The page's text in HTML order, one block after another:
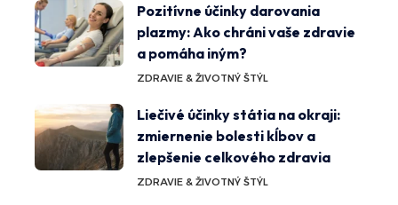
Pozitívne účinky darovania
plazmy: Ako chráni vaše zdravie
a pomáha iným?
ZDRAVIE & ŽIVOTNÝ ŠTÝL
Liečivé účinky státia na okraji:
zmiernenie bolesti kĺbov a
zlepšenie celkového zdravia
ZDRAVIE & ŽIVOTNÝ ŠTÝL